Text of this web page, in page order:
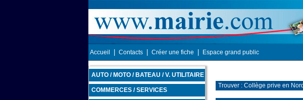
Accueil Contacts Créer une fiche Espace grand public
AUTO / MOTO / BATEAU / V. UTILITAIRE
COMMERCES / SERVICES
Trouver : Collège prive en Nord